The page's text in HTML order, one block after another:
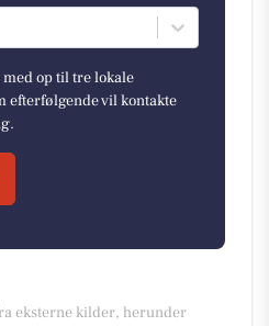
op til tre lokale
efterfølgende vil kontakte
eksterne kilder, herunder